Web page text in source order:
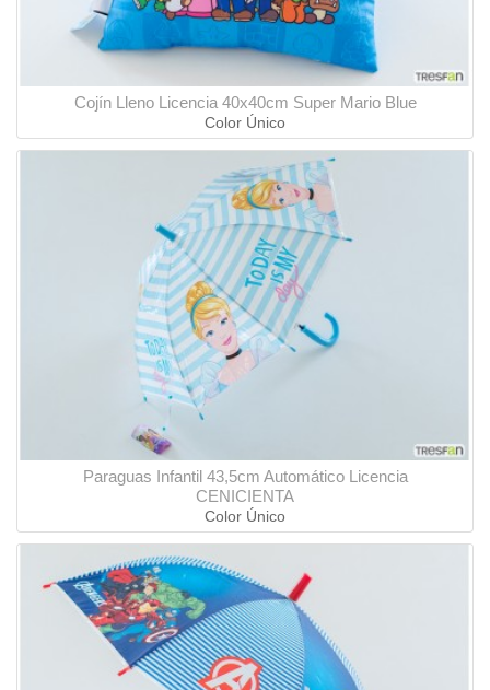
Cojín Lleno Licencia 40x40cm Super Mario Blue
Color Único
Paraguas Infantil 43,5cm Automático Licencia
CENICIENTA
Color Único